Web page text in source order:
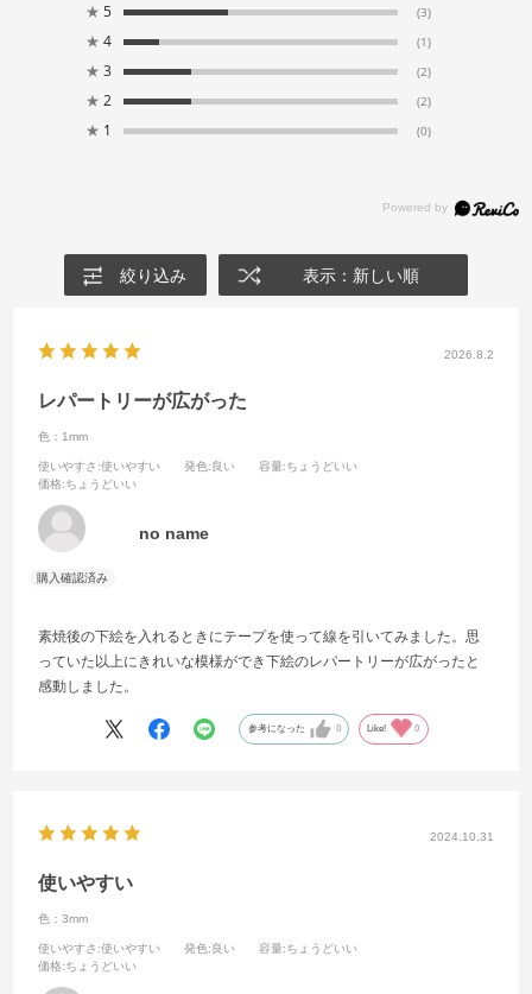
★ 5 (3)
★ 4 (1)
★ 3 (2)
★ 2 (2)
★ 1 (0)
絞り込み 表示：新しい順
2026.8.2
レパートリーが広がった
色：1mm
使いやすさ :使いやすい 発色:良い 容量:ちょうどいい
価格:ちょうどいい
no name
素焼後の下絵を入れるときにテープを使って線を引いてみました。思
っていた以上にきれいな模様ができ下絵のレパートリーが広がったと
感動しました。
参考になった 0 Like! 0
2024.10.31
使いやすい
色：3mm
使いやすさ :使いやすい 発色:良い 容量:ちょうどいい
価格:ちょうどいい